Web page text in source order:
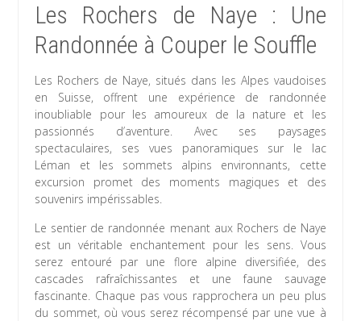
Les Rochers de Naye : Une
Randonnée à Couper le Souffle
Les Rochers de Naye, situés dans les Alpes vaudoises
en Suisse, offrent une expérience de randonnée
inoubliable pour les amoureux de la nature et les
passionnés d’aventure. Avec ses paysages
spectaculaires, ses vues panoramiques sur le lac
Léman et les sommets alpins environnants, cette
excursion promet des moments magiques et des
souvenirs impérissables.
Le sentier de randonnée menant aux Rochers de Naye
est un véritable enchantement pour les sens. Vous
serez entouré par une flore alpine diversifiée, des
cascades rafraîchissantes et une faune sauvage
fascinante. Chaque pas vous rapprochera un peu plus
du sommet, où vous serez récompensé par une vue à